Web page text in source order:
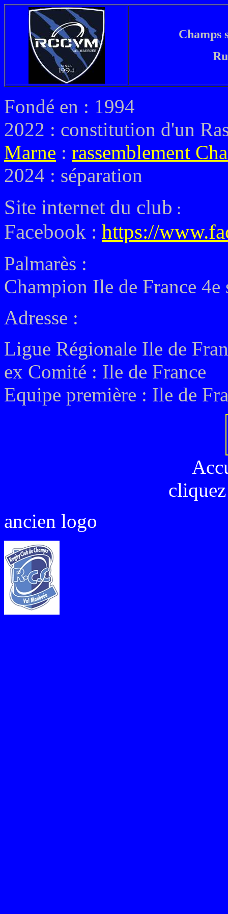
Champs
Fondé en : 1994
2022 : constitution d'un
Marne : rassemblement
2024 : séparation
Site internet du club :
Facebook : https://
Palmarès :
Champion Ile de France 4e
Adresse :
Ligue Régionale Ile de
ex Comité : Ile de France
Equipe première : Ile de
ancien logo